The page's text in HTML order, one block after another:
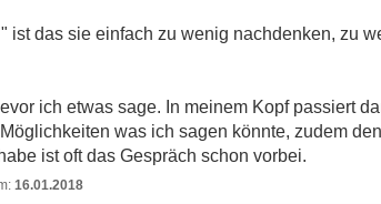
ist das sie einfach zu wenig nachdenken, zu
ich etwas sage. In meinem Kopf passiert
was ich sagen könnte, zudem
ist oft das Gespräch schon vorbei.
16.01.2018